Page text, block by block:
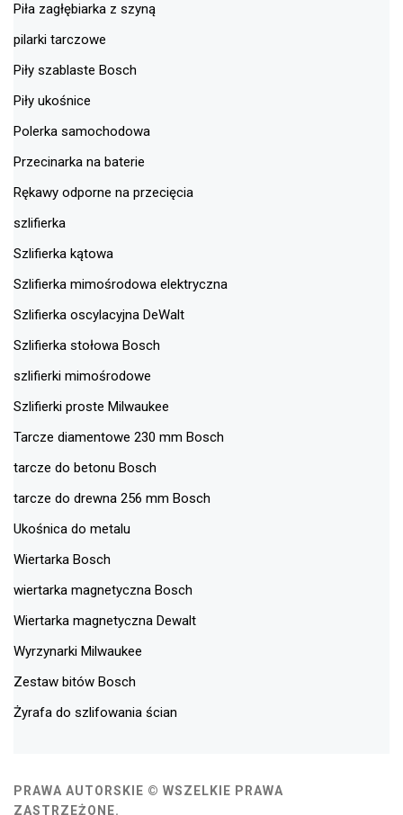
Piła zagłębiarka z szyną
pilarki tarczowe
Piły szablaste Bosch
Piły ukośnice
Polerka samochodowa
Przecinarka na baterie
Rękawy odporne na przecięcia
szlifierka
Szlifierka kątowa
Szlifierka mimośrodowa elektryczna
Szlifierka oscylacyjna DeWalt
Szlifierka stołowa Bosch
szlifierki mimośrodowe
Szlifierki proste Milwaukee
Tarcze diamentowe 230 mm Bosch
tarcze do betonu Bosch
tarcze do drewna 256 mm Bosch
Ukośnica do metalu
Wiertarka Bosch
wiertarka magnetyczna Bosch
Wiertarka magnetyczna Dewalt
Wyrzynarki Milwaukee
Zestaw bitów Bosch
Żyrafa do szlifowania ścian
PRAWA AUTORSKIE © WSZELKIE PRAWA
ZASTRZEŻONE.